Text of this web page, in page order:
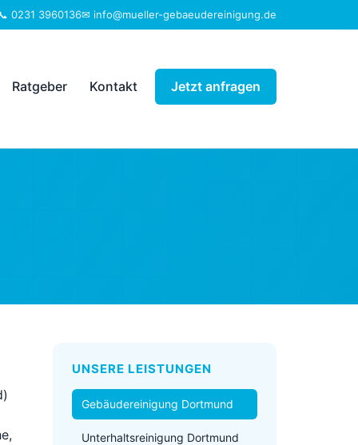
0231 3960136✉ info@mueller-gebaeudereinigung.de
Ratgeber Kontakt Jetzt anfragen
UNSERE LEISTUNGEN
Gebäudereinigung Dortmund
Unterhaltsreinigung Dortmund